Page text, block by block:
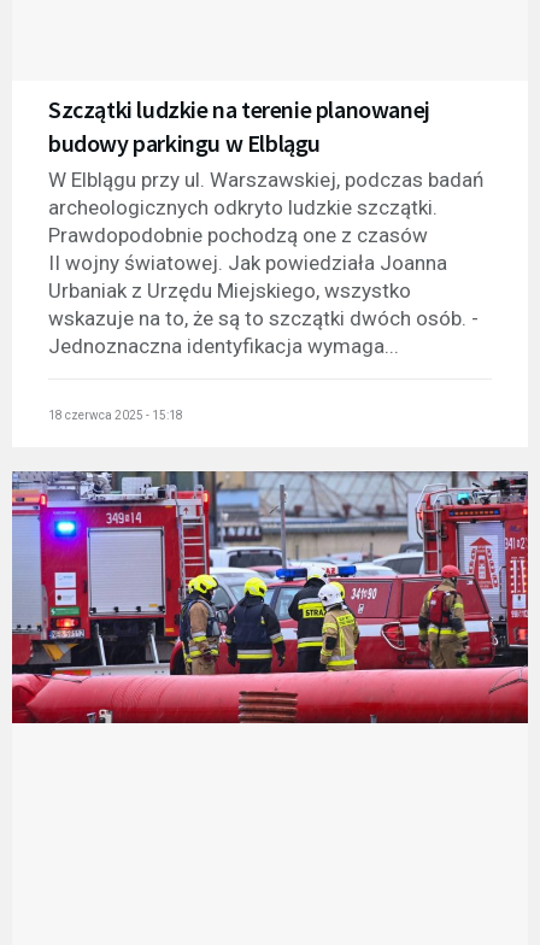
Szczątki ludzkie na terenie planowanej
budowy parkingu w Elblągu
W Elblągu przy ul. Warszawskiej, podczas badań
archeologicznych odkryto ludzkie szczątki.
Prawdopodobnie pochodzą one z czasów
II wojny światowej. Jak powiedziała Joanna
Urbaniak z Urzędu Miejskiego, wszystko
wskazuje na to, że są to szczątki dwóch osób. -
Jednoznaczna identyfikacja wymaga...
18 czerwca 2025 - 15:18